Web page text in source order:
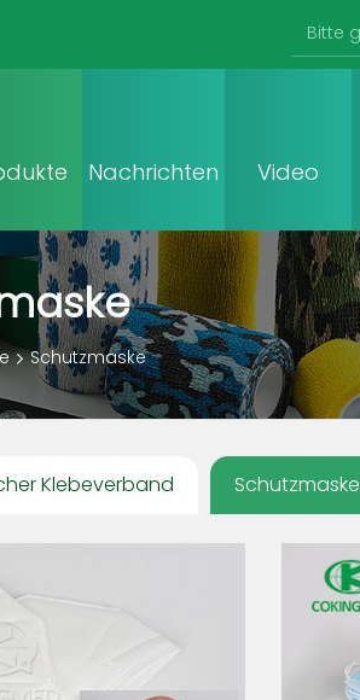
Nachrichten Video
Schutzmaske
Klebeverband Schutzmaske